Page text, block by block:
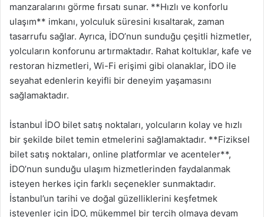
manzaralarını görme fırsatı sunar. **Hızlı ve konforlu
ulaşım** imkanı, yolculuk süresini kısaltarak, zaman
tasarrufu sağlar. Ayrıca, İDO’nun sunduğu çeşitli hizmetler,
yolcuların konforunu artırmaktadır. Rahat koltuklar, kafe ve
restoran hizmetleri, Wi-Fi erişimi gibi olanaklar, İDO ile
seyahat edenlerin keyifli bir deneyim yaşamasını
sağlamaktadır.
İstanbul İDO bilet satış noktaları, yolcuların kolay ve hızlı
bir şekilde bilet temin etmelerini sağlamaktadır. **Fiziksel
bilet satış noktaları, online platformlar ve acenteler**,
İDO’nun sunduğu ulaşım hizmetlerinden faydalanmak
isteyen herkes için farklı seçenekler sunmaktadır.
İstanbul’un tarihi ve doğal güzelliklerini keşfetmek
isteyenler için İDO, mükemmel bir tercih olmaya devam